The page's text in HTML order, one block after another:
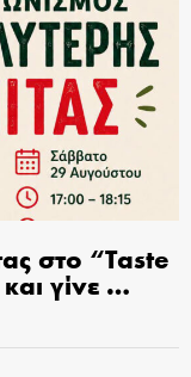
στο “Taste
γίνε …